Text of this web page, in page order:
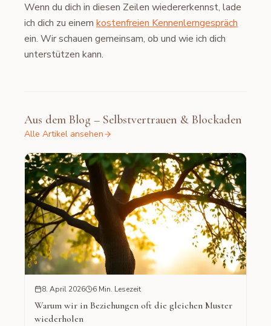
Wenn du dich in diesen Zeilen wiedererkennst, lade
ich dich zu einem kostenfreien Kennenlerngespräch
ein. Wir schauen gemeinsam, ob und wie ich dich
unterstützen kann.
Aus dem Blog – Selbstvertrauen & Blockaden
Alle Artikel ansehen
8. April 2026 6 Min. Lesezeit
Warum wir in Beziehungen oft die gleichen Muster
wiederholen